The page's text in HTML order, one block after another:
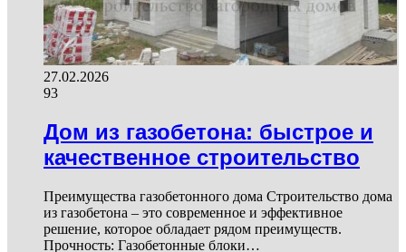
27.02.2026
93
Дом из газобетона: быстрое и
качественное строительство
Преимущества газобетонного дома Строительство дома
из газобетона – это современное и эффективное
решение, которое обладает рядом преимуществ.
Прочность: Газобетонные блоки…